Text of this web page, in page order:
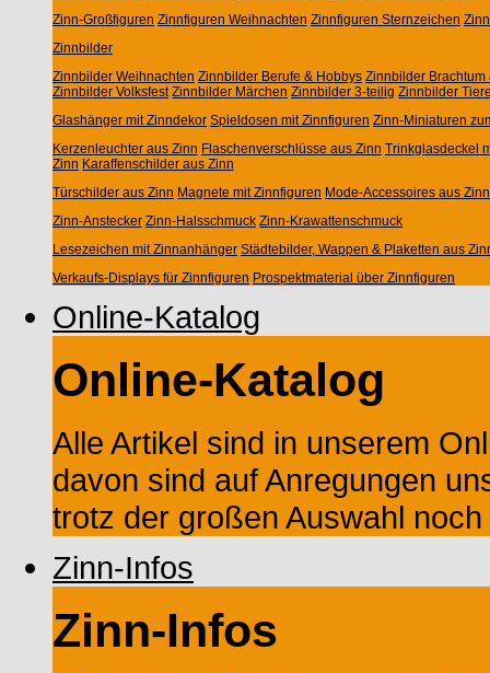
Zinn-Großfiguren Zinnfiguren Weihnachten Zinnfiguren Sternzeichen
Zinnbilder
Zinnbilder Weihnachten Zinnbilder Berufe & Hobbys Zinnbilder Brachtum
Zinnbilder Volksfest Zinnbilder Märchen Zinnbilder 3-teilig Zinnbilder
Glashänger mit Zinndekor Spieldosen mit Zinnfiguren Zinn-Miniaturen
Kerzenleuchter aus Zinn Flaschenverschlüsse aus Zinn Trinkglasdeckel
Zinn Karaffenschilder aus Zinn
Türschilder aus Zinn Magnete mit Zinnfiguren Mode-Accessoires aus Zinn
Zinn-Anstecker Zinn-Halsschmuck Zinn-Krawattenschmuck
Lesezeichen mit Zinnanhänger Städtebilder, Wappen & Plaketten aus
Verkaufs-Displays für Zinnfiguren Prospektmaterial über Zinnfiguren
Online-Katalog
Online-Katalog
Alle Artikel sind in unserem
davon sind auf Anregungen
trotz der großen Auswahl
Zinn-Infos
Zinn-Infos